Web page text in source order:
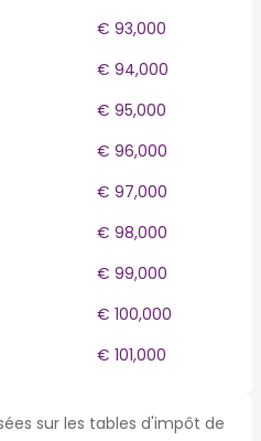
€ 93,000
€ 94,000
€ 95,000
€ 96,000
€ 97,000
€ 98,000
€ 99,000
€ 100,000
€ 101,000
sur les tables d'impôt de